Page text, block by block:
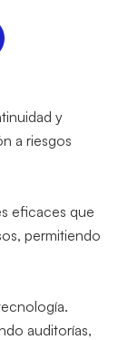
y
a riesgos
eficaces que
permitiendo
auditorías,